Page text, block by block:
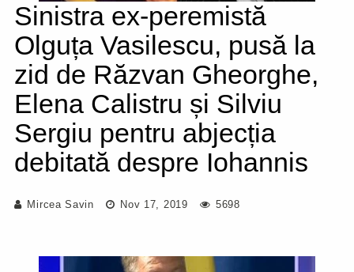
Sinistra ex-peremistă
Olguța Vasilescu, pusă la
zid de Răzvan Gheorghe,
Elena Calistru și Silviu
Sergiu pentru abjecția
debitată despre Iohannis
Mircea Savin Nov 17, 2019 5698